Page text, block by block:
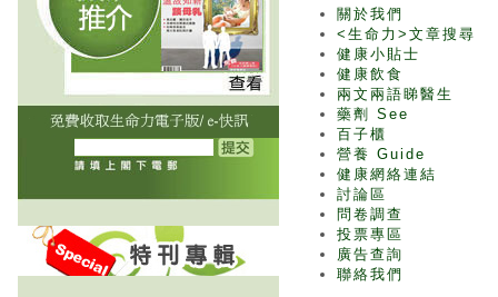
關於我們
<生命力>文章搜尋
健康小貼士
健康飲食
兩文兩語睇醫生
藥劑 See
百子櫃
營養 Guide
健康網絡連結
討論區
問卷調查
投票專區
廣告查詢
聯絡我們